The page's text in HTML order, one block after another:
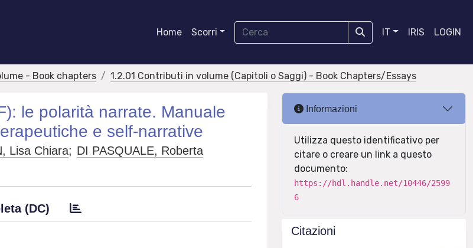
Home Scorri IT IRIS LOGIN
- Book chapters 1.2.01 Contributi in volume (Capitoli o Saggi) - Book Chapters/Essays
le polarità narrate. Manuale
e self-narrative
Lisa Chiara; DI PASQUALE, Roberta
(DC)
Informazioni
Utilizza questo identificativo per
citare o creare un link a questo
documento:
https://hdl.handle.net/10446/2599
6
Citazioni